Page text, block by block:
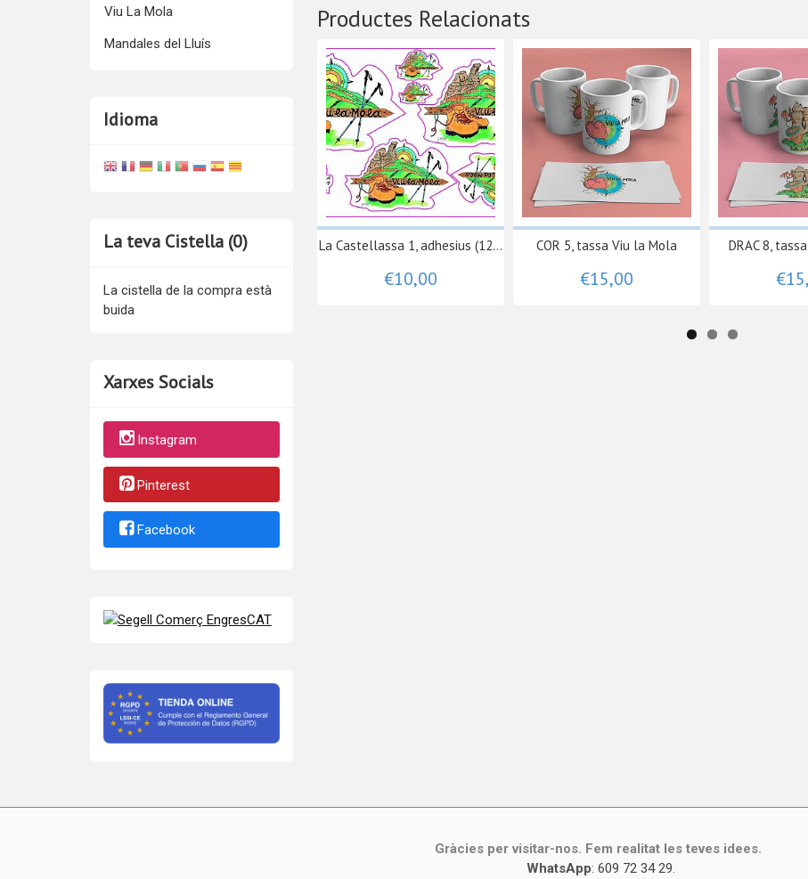
Viu La Mola
Mandales del Lluís
Idioma
La teva Cistella (0)
La cistella de la compra està
buida
Xarxes Socials
Instagram
Pinterest
Facebook
Productes Relacionats
La Castellassa 1, adhesius (12...
€10,00
COR 5, tassa Viu la Mola
€15,00
DRAC 8,
Gràcies per visitar-nos. Fem realitat les teves idees.
WhatsApp:609 72 34 29.